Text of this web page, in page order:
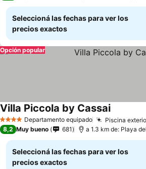
Seleccioná las fechas para ver los
precios exactos
Opción popular
4 EstrellasDepartamento equipado Piscina
Villa Piccola by Cassai
8,2 Muy bueno 681 a 1.3 km de: Playa
Seleccioná las fechas para ver los
precios exactos